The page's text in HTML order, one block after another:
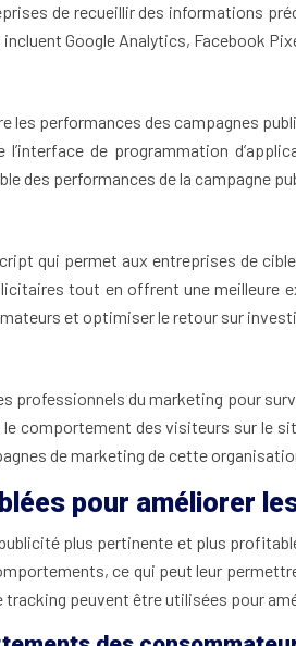
de recueillir des informations
Google Analytics, Facebook
les performances des campagnes
de programmation
des performances de la campagne
qui permet aux entreprises de
tout en offrent une meilleure
et optimiser le retour sur
du marketing pour
comportement des visiteurs sur le
de marketing de cette
pour améliorer
plus pertinente et plus
ce qui peut leur
peuvent être utilisées pour